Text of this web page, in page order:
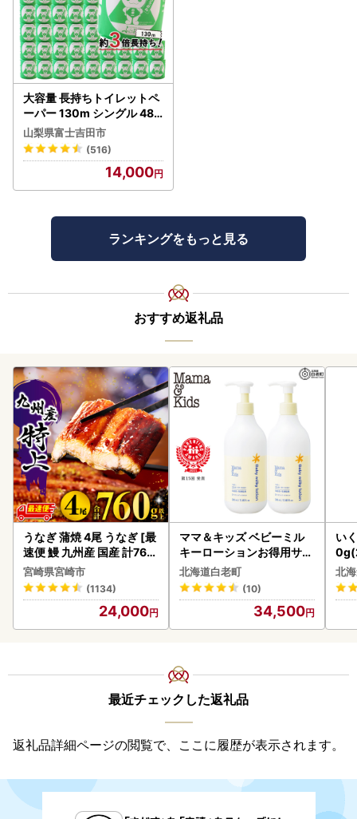
大容量 長持ちトイレットペ
ーパー 130m シングル 48R
芯なし 3倍巻 トイレット
山梨県富士吉田市
(516)
14,000
ランキングをもっと見る
おすすめ返礼品
うなぎ 蒲焼 4尾 うなぎ [最
速便 鰻 九州産 国産 計760
g以上]
宮崎県宮崎市
(1134)
24,000
ママ＆キッズ ベビーミル
キーローションお得用サイ
ズ 380ml 2本セット CH21
0
北海道白老町
(10)
34,500
い
2-
北
最近チェックした返礼品
返礼品詳細ページの閲覧で、ここに履歴が表示されます。